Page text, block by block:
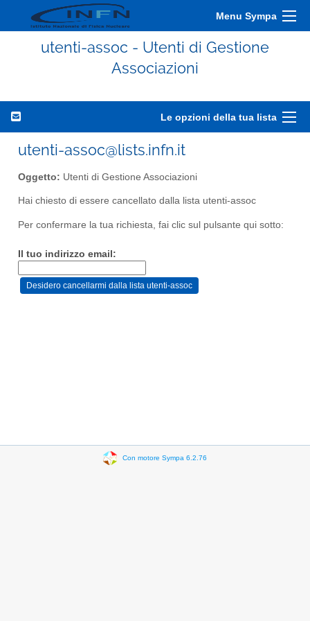
Menu Sympa
utenti-assoc - Utenti di Gestione
Associazioni
Le opzioni della tua lista
utenti-assoc@lists.infn.it
Oggetto: Utenti di Gestione Associazioni
Hai chiesto di essere cancellato dalla lista utenti-assoc
Per confermare la tua richiesta, fai clic sul pulsante qui sotto:
Il tuo indirizzo email:
Con motore Sympa 6.2.76